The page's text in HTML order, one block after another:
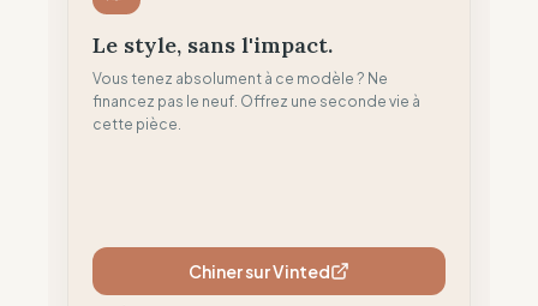
Le style, sans l'impact.
Vous tenez absolument à ce modèle ? Ne
financez pas le neuf. Offrez une seconde vie à
cette pièce.
Chiner sur Vinted